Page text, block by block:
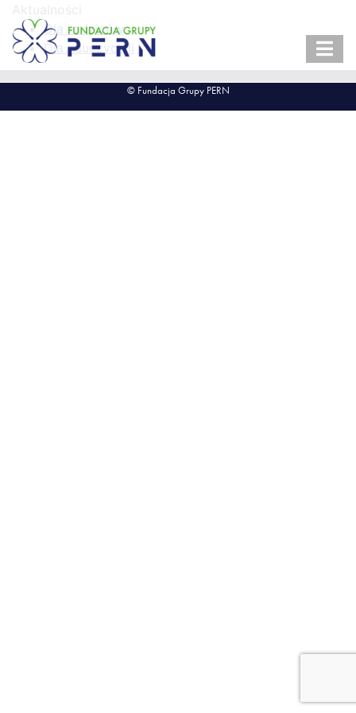
Dla rodziców
Dla nauczycieli
© Fundacja Grupy PERN